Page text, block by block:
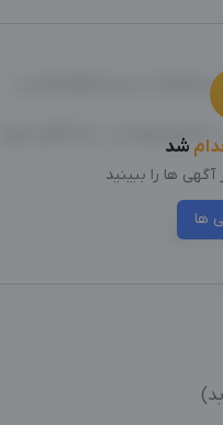
سناریو نویسی . و ارتقای
شد
ها را ببینید
ها